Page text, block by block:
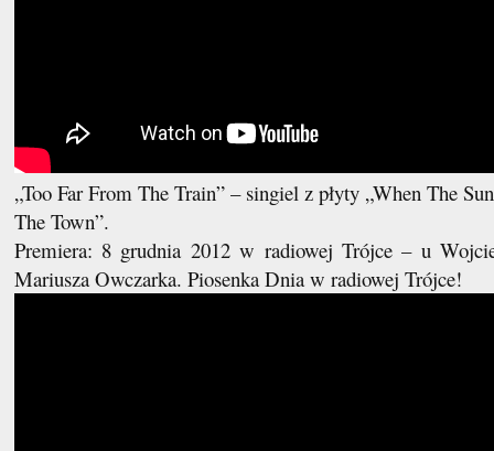
„Too Far From The Train” – singiel z płyty „When The
The Town”.
Premiera: 8 grudnia 2012 w radiowej Trójce – u
Mariusza Owczarka. Piosenka Dnia w radiowej Trójce!